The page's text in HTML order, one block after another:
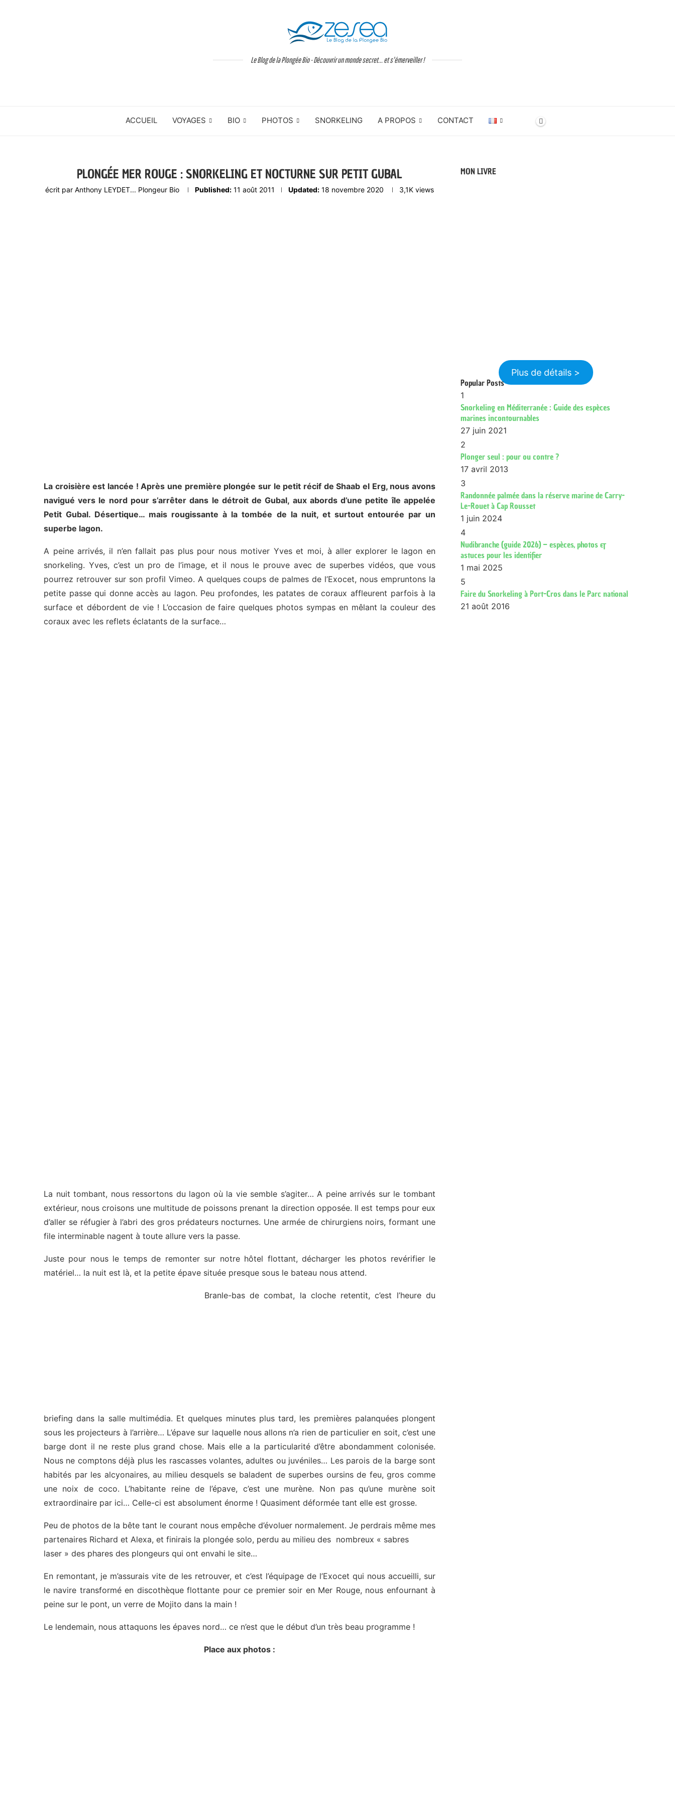
Le Blog de la Plongée Bio - Découvrir un monde secret... et s'émerveiller !
ACCUEIL VOYAGES BIO PHOTOS SNORKELING A PROPOS CONTACT
PLONGÉE MER ROUGE : SNORKELING ET NOCTURNE SUR PETIT GUBAL
écrit par Anthony LEYDET... Plongeur Bio Published: 11 août 2011 Updated: 18 novembre 2020 3,1Kviews
La croisière est lancée ! Après une première plongée sur le petit récif de Shaab el Erg, nous avons
navigué vers le nord pour s’arrêter dans le détroit de Gubal, aux abords d’une petite île appelée
Petit Gubal. Désertique… mais rougissante à la tombée de la nuit, et surtout entourée par un
superbe lagon.
A peine arrivés, il n’en fallait pas plus pour nous motiver Yves et moi, à aller explorer le lagon en
snorkeling. Yves, c’est un pro de l’image, et il nous le prouve avec de superbes vidéos, que vous
pourrez retrouver sur son profil Vimeo. A quelques coups de palmes de l’Exocet, nous empruntons la
petite passe qui donne accès au lagon. Peu profondes, les patates de coraux affleurent parfois à la
surface et débordent de vie ! L’occasion de faire quelques photos sympas en mêlant la couleur des
coraux avec les reflets éclatants de la surface…
La nuit tombant, nous ressortons du lagon où la vie semble s’agiter… A peine arrivés sur le tombant
extérieur, nous croisons une multitude de poissons prenant la direction opposée. Il est temps pour eux
d’aller se réfugier à l’abri des gros prédateurs nocturnes. Une armée de chirurgiens noirs, formant une
file interminable nagent à toute allure vers la passe.
Juste pour nous le temps de remonter sur notre hôtel flottant, décharger les photos revérifier le
matériel… la nuit est là, et la petite épave située presque sous le bateau nous attend.
Branle-bas de combat, la cloche retentit, c’est l’heure du
briefing dans la salle multimédia. Et quelques minutes plus tard, les premières palanquées plongent
sous les projecteurs à l’arrière… L’épave sur laquelle nous allons n’a rien de particulier en soit, c’est une
barge dont il ne reste plus grand chose. Mais elle a la particularité d’être abondamment colonisée.
Nous ne comptons déjà plus les rascasses volantes, adultes ou juvéniles… Les parois de la barge sont
habités par les alcyonaires, au milieu desquels se baladent de superbes oursins de feu, gros comme
une noix de coco. L’habitante reine de l’épave, c’est une murène. Non pas qu’une murène soit
extraordinaire par ici… Celle-ci est absolument énorme ! Quasiment déformée tant elle est grosse.
Peu de photos de la bête tant le courant nous empêche d’évoluer normalement. Je perdrais même mes
partenaires Richard et Alexa, et finirais la plongée solo, perdu au milieu des nombreux « sabres
laser » des phares des plongeurs qui ont envahi le site…
En remontant, je m’assurais vite de les retrouver, et c’est l’équipage de l’Exocet qui nous accueilli, sur
le navire transformé en discothèque flottante pour ce premier soir en Mer Rouge, nous enfournant à
peine sur le pont, un verre de Mojito dans la main !
Le lendemain, nous attaquons les épaves nord… ce n’est que le début d’un très beau programme !
Place aux photos :
MON LIVRE
Plus de détails >
Popular Posts
1
Snorkeling en Méditerranée : Guide des espèces
marines incontournables
27 juin 2021
2
Plonger seul : pour ou contre ?
17 avril 2013
3
Randonnée palmée dans la réserve marine de Carry-
Le-Rouet à Cap Rousset
1 juin 2024
4
Nudibranche (guide 2026) – espèces, photos &
astuces pour les identifier
1 mai 2025
5
Faire du Snorkeling à Port-Cros dans le Parc national
21 août 2016